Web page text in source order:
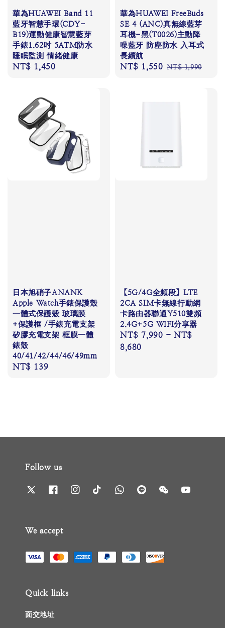
華為HUAWEI Band 11
藍牙智慧手環(CDY-
B19)運動健康智慧藍芽
手錶1.62吋 5ATM防水
睡眠監測 情緒健康
Regular
NT$ 1,450
華為HUAWEI FreeBuds
SE 4 (ANC)真無線藍芽
耳機-黑(T0026)主動降
噪藍牙 防塵防水 入耳式
長續航
Sale
NT$ 1,550 Regular
NT$ 1,990
日本旭硝子ANANK
Apple Watch手錶保護殼
一體式保護殼 玻璃膜
+保護框 /手錶充電支架
矽膠充電支架 框膜一體
錶殼
40/41/42/44/46/49mm
Regular
NT$ 139
【5G/4G全頻段】LTE
2CA SIM卡無線行動網
卡路由器聯通Y510雙頻
2.4G+5G WIFI分享器
Regular
price
NT$ 7,990 -NT$
8,680
Follow us
We accept
Quick links
面交地址